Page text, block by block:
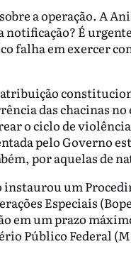
a operação. A
É
falha em exercer
das chacinas
o ciclo de
pelo Governo
por aquelas de
instaurou um
Especiais
em um prazo
Público Federal